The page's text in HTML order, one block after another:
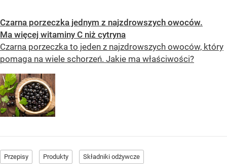
Czarna porzeczka jednym z najzdrowszych owoców.
Ma więcej witaminy C niż cytryna
Czarna porzeczka to jeden z najzdrowszych owoców, który
pomaga na wiele schorzeń. Jakie ma właściwości?
Przepisy Produkty Składniki odżywcze